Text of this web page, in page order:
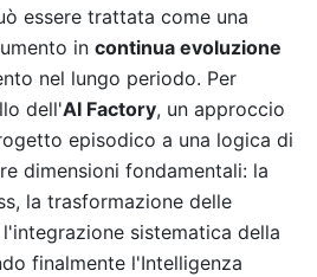
essere trattata come una
in continua evoluzione
nel lungo periodo. Per
dell'AI Factory, un approccio
episodico a una logica di
dimensioni fondamentali: la
la trasformazione delle
sistematica della
finalmente l'Intelligenza